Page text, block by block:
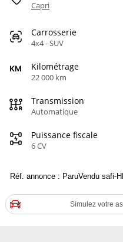
Capri
Carrosserie
4x4 - SUV
Kilométrage
22 000 km
Transmission
Automatique
Puissance fiscale
6 CV
Réf. annonce : ParuVendu safi-
Simulez votre